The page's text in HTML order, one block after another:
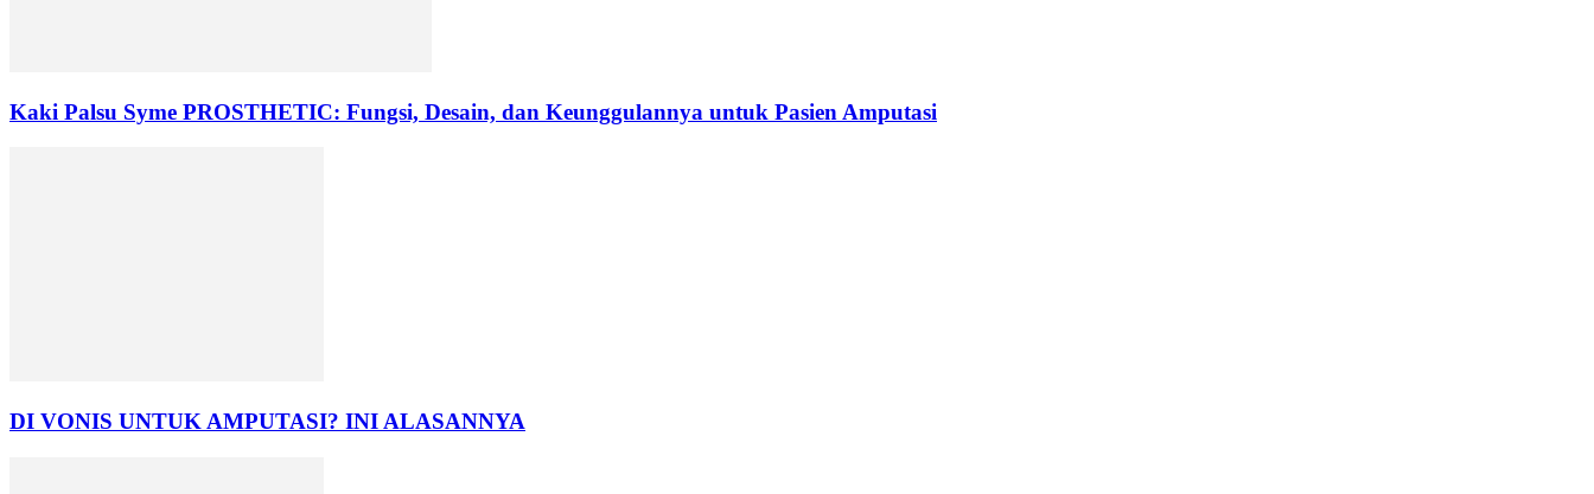
Kaki Palsu Syme PROSTHETIC: Fungsi, Desain, dan Keunggulannya untuk Pasien Amputasi
DI VONIS UNTUK AMPUTASI? INI ALASANNYA